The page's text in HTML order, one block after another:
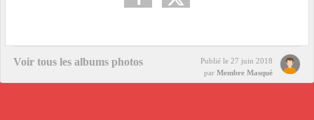
Voir tous les albums photos Publié le 27 juin 2018
par Membre Masqué